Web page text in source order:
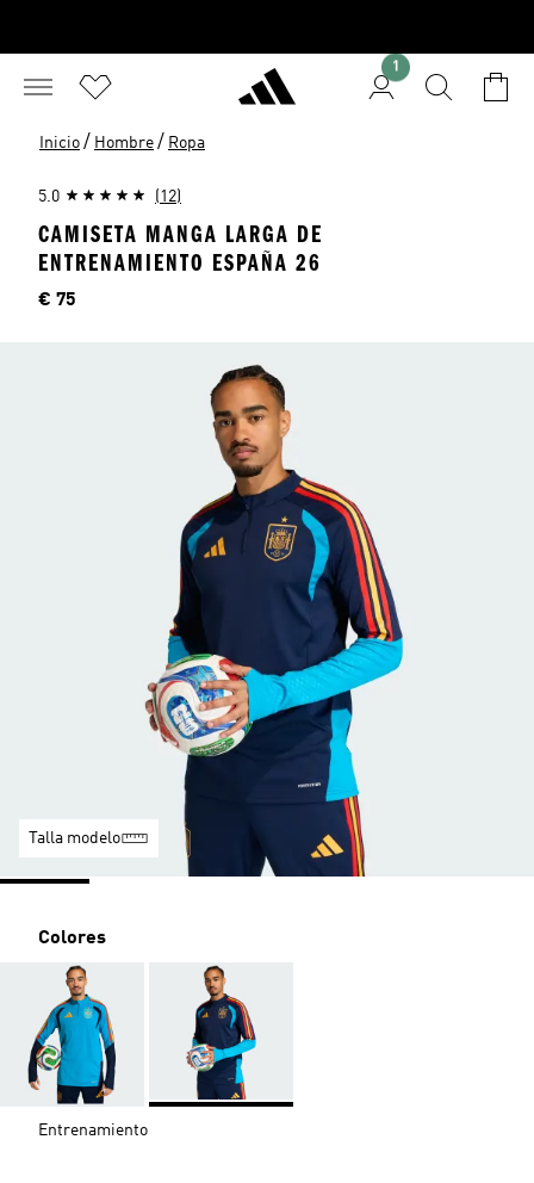
1
Inicio / Hombre / Ropa
5.0 (12)
CAMISETA MANGA LARGA DE
ENTRENAMIENTO ESPAÑA 26
Precio
€ 75
Talla modelo
Colores
Entrenamiento